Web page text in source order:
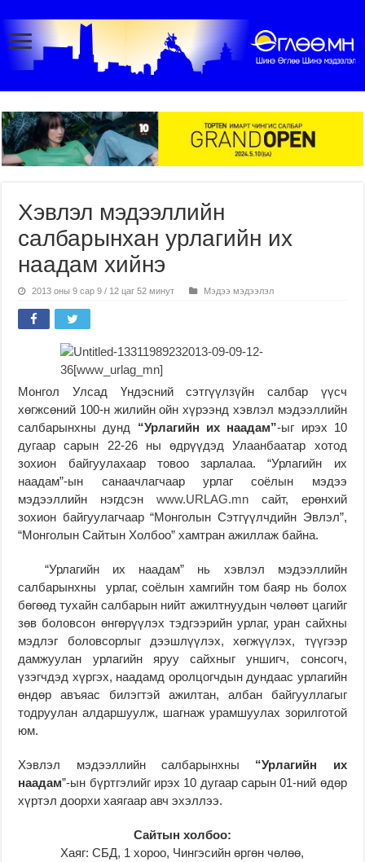
Хэвлэл мэдээллийн
салбарынхан урлагийн их
наадам хийнэ
2013 оны 9 сар 9 / 12 цаг 52 минут Мэдээ мэдээлэл
Монгол Улсад Үндэсний сэтгүүлзүйн салбар үүсч
хөгжсөний 100-н жилийн ойн хүрээнд хэвлэл мэдээллийн
салбарынхны дунд “Урлагийн их наадам”-ыг ирэх 10
дугаар сарын 22-26 ны өдрүүдэд Улаанбаатар хотод
зохион байгуулахаар товоо зарлалаа. “Урлагийн их
наадам”-ын санаачлагчаар урлаг соёлын мэдээ
мэдээллийн нэгдсэн www.URLAG.mn сайт, ерөнхий
зохион байгуулагчаар “Монголын Сэтгүүлчдийн Эвлэл”,
“Монголын Сайтын Холбоо” хамтран ажиллаж байна.
“Урлагийн их наадам” нь хэвлэл мэдээллийн
салбарынхны урлаг, соёлын хамгийн том баяр нь болох
бөгөөд тухайн салбарын нийт ажилтнуудын чөлөөт цагийг
зөв боловсон өнгөрүүлэх тэдгээрийн урлаг, уран сайхны
мэдлэг боловсорлыг дээшлүүлэх, хөгжүүлэх, түүгээр
дамжуулан урлагийн яруу сайхныг уншигч, сонсогч,
үзэгчдэд хүргэх, наадамд оролцогчдын дундаас урлагийн
өндөр авъяас билэгтэй ажилтан, албан байгууллагыг
тодруулан алдаршуулж, шагнаж урамшуулах зорилготой
юм.
Хэвлэл мэдээллийн салбарынхны “Урлагийн их
наадам”-ын бүртгэлийг ирэх 10 дугаар сарын 01-ний өдөр
хүртэл доорхи хаягаар авч эхэллээ.
Сайтын холбоо:
Хаяг: СБД, 1 хороо, Чингэсийн өргөн чөлөө,